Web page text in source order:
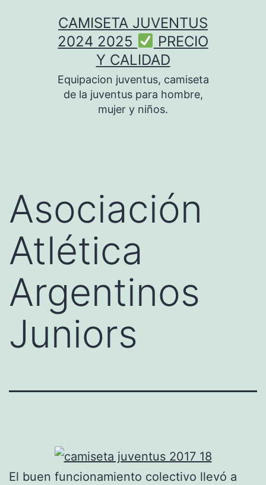
CAMISETA JUVENTUS
2024 2025
PRECIO
Y CALIDAD
Equipacion juventus, camiseta
de la juventus para hombre,
mujer y niños.
Asociación
Atlética
Argentinos
Juniors
El buen funcionamiento colectivo llevó a